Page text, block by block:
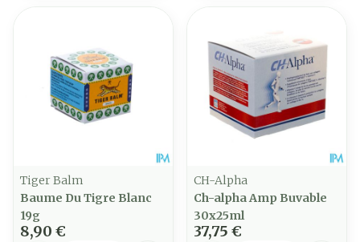
Tiger Balm
Baume Du Tigre Blanc
19g
8,90 €
CH-Alpha
Ch-alpha Amp Buvable
30x25ml
37,75 €